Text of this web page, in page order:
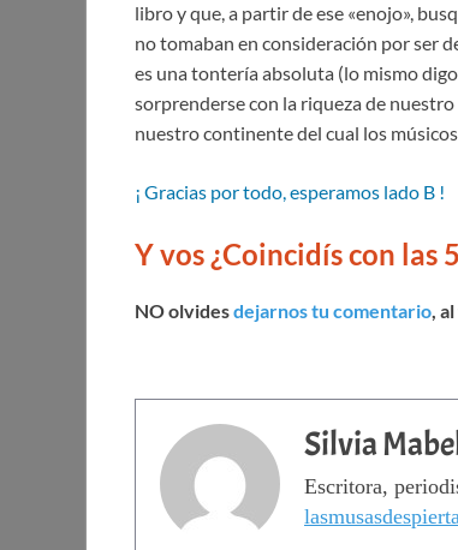
libro y que, a partir de ese «enojo»,
no tomaban en consideración por ser
es una tontería absoluta (lo mismo
sorprenderse con la riqueza de
nuestro continente del cual los
¡ Gracias por todo, esperamos lado B !
Y vos ¿Coincidís con las
NO olvidesdejarnos tu comentario,
Silvia
Escritora,